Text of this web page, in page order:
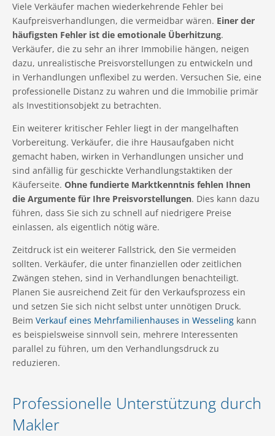
Viele Verkäufer machen wiederkehrende Fehler bei
Kaufpreisverhandlungen, die vermeidbar wären. Einer der
häufigsten Fehler ist die emotionale Überhitzung.
Verkäufer, die zu sehr an ihrer Immobilie hängen, neigen
dazu, unrealistische Preisvorstellungen zu entwickeln und
in Verhandlungen unflexibel zu werden. Versuchen Sie, eine
professionelle Distanz zu wahren und die Immobilie primär
als Investitionsobjekt zu betrachten.
Ein weiterer kritischer Fehler liegt in der mangelhaften
Vorbereitung. Verkäufer, die ihre Hausaufgaben nicht
gemacht haben, wirken in Verhandlungen unsicher und
sind anfällig für geschickte Verhandlungstaktiken der
Käuferseite. Ohne fundierte Marktkenntnis fehlen Ihnen
die Argumente für Ihre Preisvorstellungen. Dies kann dazu
führen, dass Sie sich zu schnell auf niedrigere Preise
einlassen, als eigentlich nötig wäre.
Zeitdruck ist ein weiterer Fallstrick, den Sie vermeiden
sollten. Verkäufer, die unter finanziellen oder zeitlichen
Zwängen stehen, sind in Verhandlungen benachteiligt.
Planen Sie ausreichend Zeit für den Verkaufsprozess ein
und setzen Sie sich nicht selbst unter unnötigen Druck.
Beim Verkauf eines Mehrfamilienhauses in Wesseling kann
es beispielsweise sinnvoll sein, mehrere Interessenten
parallel zu führen, um den Verhandlungsdruck zu
reduzieren.
Professionelle Unterstützung durch
Makler